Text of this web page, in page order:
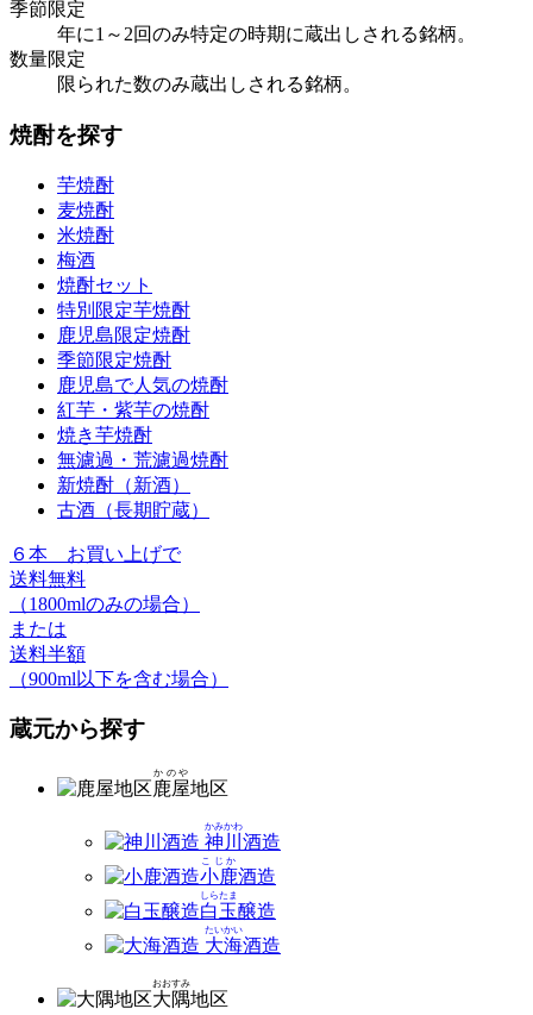
季節限定
年に1～2回のみ特定の時期に蔵出しされる銘柄。
数量限定
限られた数のみ蔵出しされる銘柄。
焼酎を探す
芋焼酎
麦焼酎
米焼酎
梅酒
焼酎セット
特別限定芋焼酎
鹿児島限定焼酎
季節限定焼酎
鹿児島で人気の焼酎
紅芋・紫芋の焼酎
焼き芋焼酎
無濾過・荒濾過焼酎
新焼酎（新酒）
古酒（長期貯蔵）
６本お買い上げで
送料無料
（1800mlのみの場合）
または
送料半額
（900ml以下を含む場合）
蔵元から探す
鹿屋
かのや
地区
神川
かみかわ
酒造
小鹿
こじか
酒造
白玉
しらたま
醸造
大海
たいかい
酒造
大隅
おおすみ
地区